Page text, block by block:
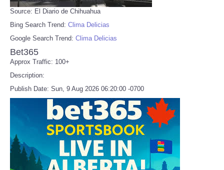
Source: El Diario de Chihuahua
Bing Search Trend: Clima Delicias
Google Search Trend: Clima Delicias
Bet365
Approx Traffic: 100+
Description:
Publish Date: Sun, 9 Aug 2026 06:20:00 -0700